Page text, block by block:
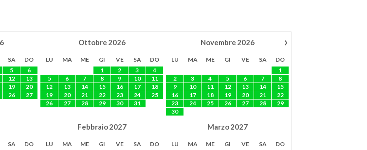
›
SA
DO
5
6
12
13
19
20
26
27
Ottobre 2026
LU MA ME GI VE SA
DO
1
2 3
4
5
6 7 8 9 10
11
12
13 14 15 16 17
18
19
20 21 22 23 24
25
26
27 28 29 30 31
Novembre 2026
LU MA ME GI VE SA
DO
1
2
3 4 5 6 7
8
9
10 11 12 13 14
15
16
17 18 19 20 21
22
23
24 25 26 27 28
29
30
SA
DO
Febbraio2027
LU MA ME GI VE SA
DO
Marzo2027
LU MA ME GI VE SA
DO